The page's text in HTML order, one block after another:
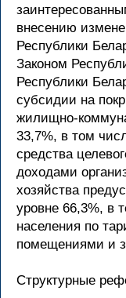
внесению
Республики
Законом
Республики
субсидии на
жилищно-
33,7%, в том
средства
доходами
хозяйства
уровне 66,3%, в
населения по
помещениями и
Структурные